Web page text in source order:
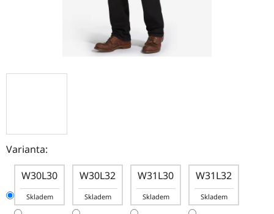
Varianta:
W30L30
Skladem
W30L32
Skladem
W31L30
Skladem
W31L32
Skladem